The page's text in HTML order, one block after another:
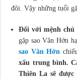
đôi. Vậy những tuổi
Đối với mệnh chủ
gặp sao Vân Hớn
sao Vân Hớn
xấu trung bình.
Thiên La sẽ được